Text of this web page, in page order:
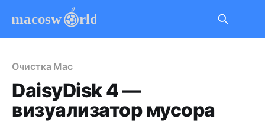
Очистка Mac
DaisyDisk 4 —
визуализатор мусора